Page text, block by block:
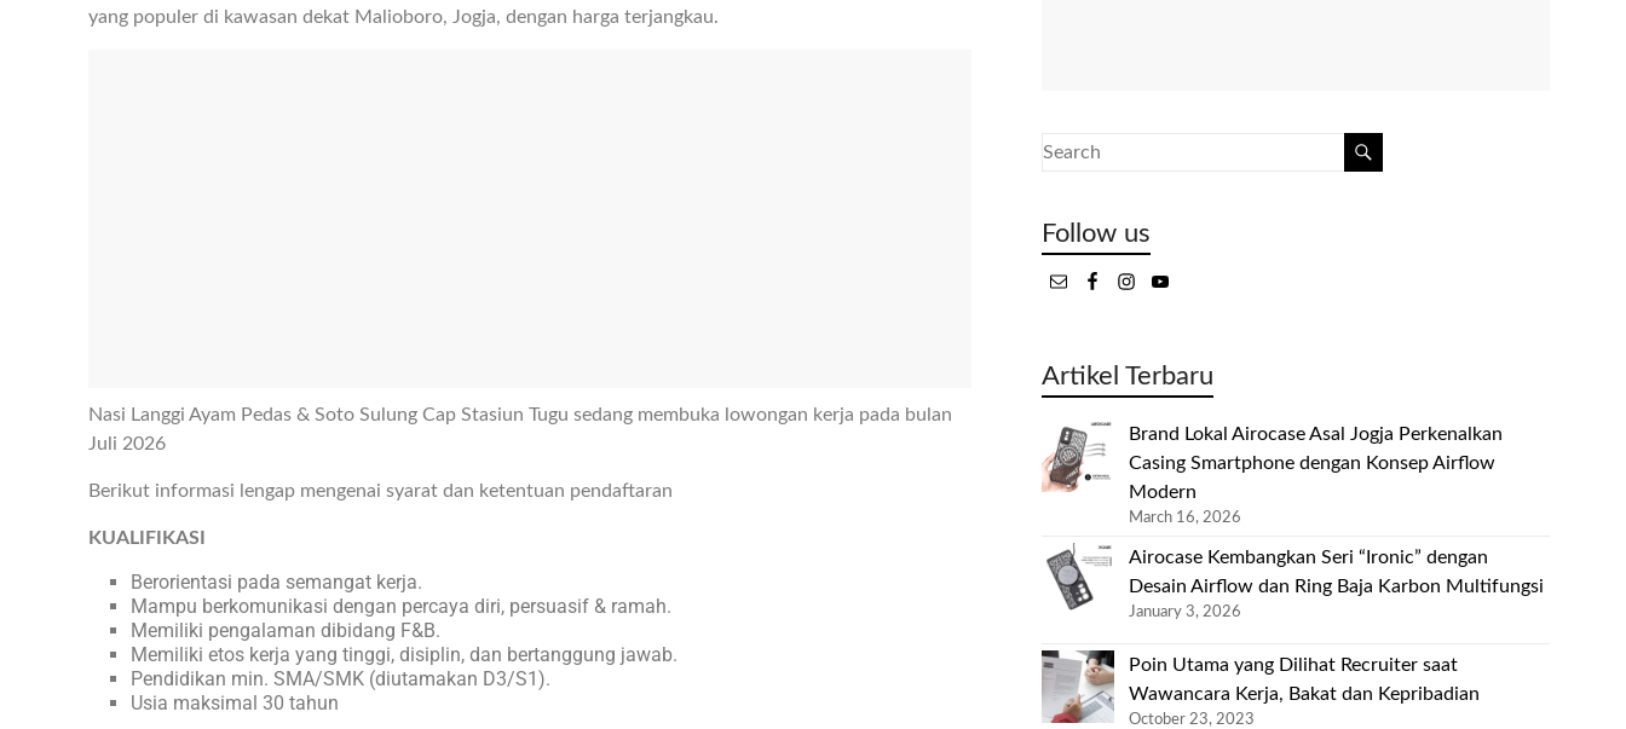
yang populer di kawasan dekat Malioboro, Jogja, dengan harga terjangkau.
Nasi Langgi Ayam Pedas & Soto Sulung Cap Stasiun Tugu sedang membuka lowongan kerja pada bulan
Juli 2026
Berikut informasi lengap mengenai syarat dan ketentuan pendaftaran
KUALIFIKASI
Berorientasi pada semangat kerja.
Mampu berkomunikasi dengan percaya diri, persuasif & ramah.
Memiliki pengalaman dibidang F&B.
Memiliki etos kerja yang tinggi, disiplin, dan bertanggung jawab.
Pendidikan min. SMA/SMK (diutamakan D3/S1).
Usia maksimal 30 tahun
Follow us
Artikel Terbaru
Brand Lokal Airocase Asal Jogja Perkenalkan
Casing Smartphone dengan Konsep Airflow
Modern
March 16, 2026
Airocase Kembangkan Seri “Ironic” dengan
Desain Airflow dan Ring Baja Karbon Multifungsi
January 3, 2026
Poin Utama yang Dilihat Recruiter saat
Wawancara Kerja, Bakat dan Kepribadian
October 23, 2023